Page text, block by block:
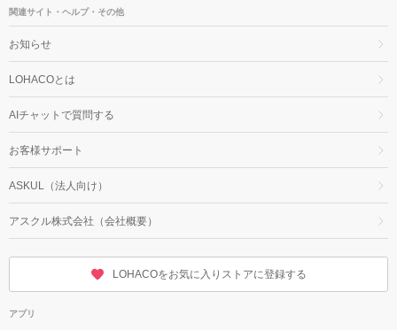
関連サイト・ヘルプ・その他
お知らせ
LOHACOとは
AIチャットで質問する
お客様サポート
ASKUL（法人向け）
アスクル株式会社（会社概要）
LOHACOをお気に入りストアに登録する
アプリ